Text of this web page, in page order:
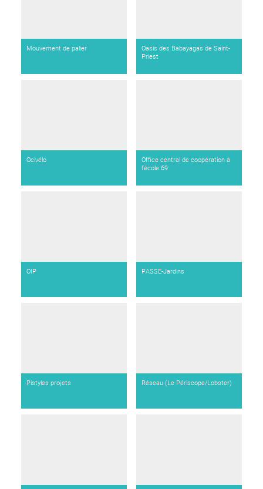
Mouvement de palier
Oasis des Babayagas de Saint-
Priest
Ocivélo
Office central de coopération à
l’école 69
OIP PASSE-Jardins
Pistyles projets Réseau (Le Périscope/Lobster)